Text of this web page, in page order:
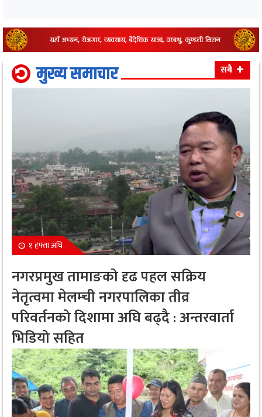
मुख्य समाचार सबै
१ हफ्ता अघि
नगरप्रमुख तामाङको दृढ पहल सक्रिय
नेतृत्वमा मेलम्ची नगरपालिका तीव्र
परिवर्तनको दिशामा अघि बढ्दै : अन्तरवार्ता
भिडियो सहित